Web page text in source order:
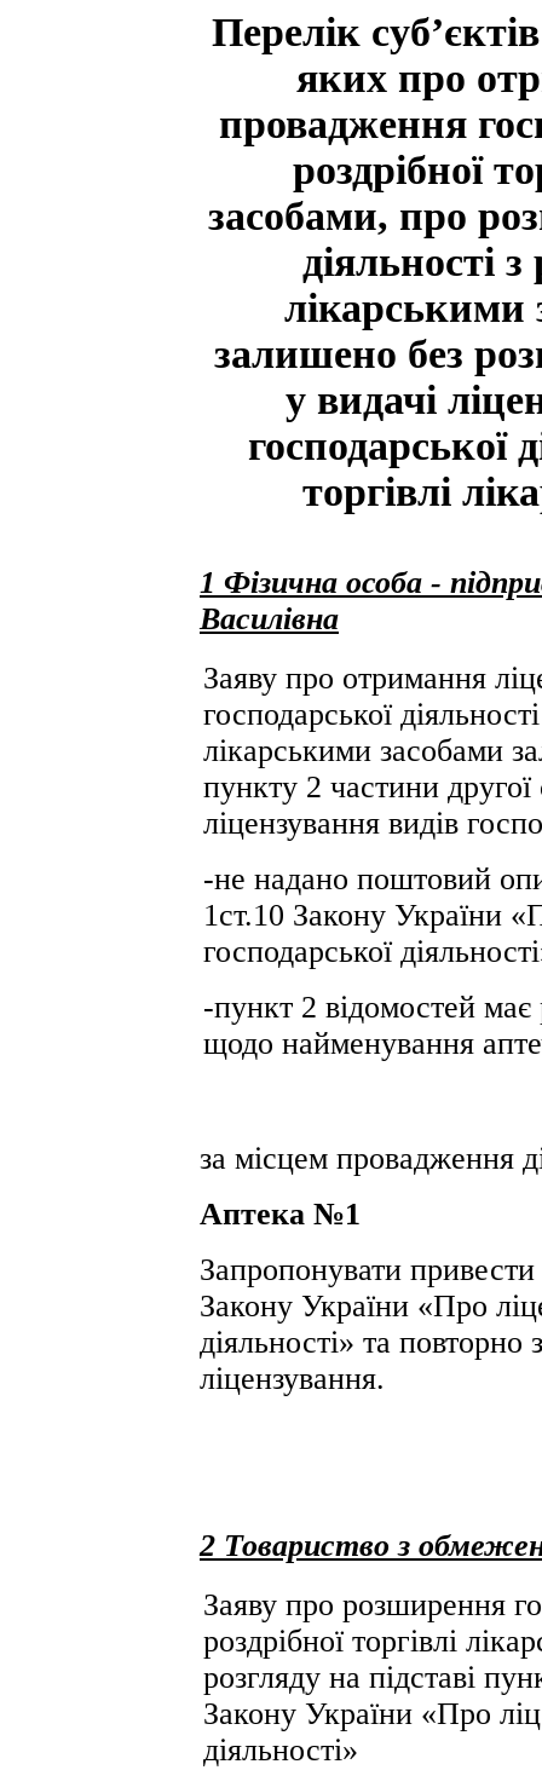
Перелік
яких про
провадження
роздрібної
засобами, про
діяльності з
лікарськими
залишено без
у видачі
господарської
торгівлі
1 Фізична особа -
Василівна
Заяву про отримання
господарської
лікарськими засобами
пункту 2 частини
ліцензування видів
-не надано поштовий
1ст.10 Закону України
господарської
-пункт 2 відомостей
щодо найменування
за місцем провадження
Аптека №1
Запропонувати привести
Закону України «Про
діяльності» та повторно
ліцензування.
2 Товариство з
Заяву про розширення
роздрібної торгівлі
розгляду на підставі
Закону України «Про
діяльності»